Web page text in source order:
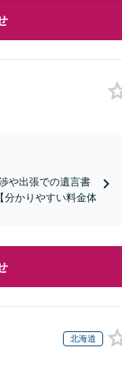
や出張での遺言書
分かりやすい料金体
北海道